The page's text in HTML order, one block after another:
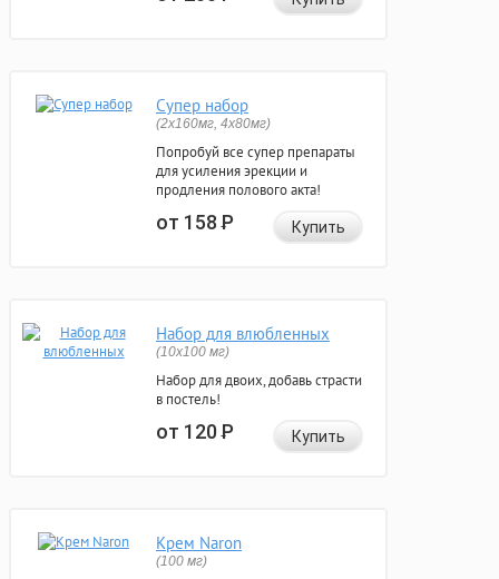
Супер набор
(2х160мг, 4х80мг)
Попробуй все супер препараты
для усиления эрекции и
продления полового акта!
от 158Р Купить
Набор для влюбленных
(10х100 мг)
Набор для двоих, добавь страсти
в постель!
от 120Р Купить
Крем Naron
(100 мг)